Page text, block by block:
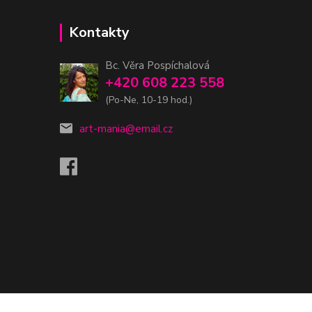
Kontakty
Bc. Věra Pospíchalová
+420 608 223 558
(Po-Ne, 10-19 hod.)
art-mania@email.cz